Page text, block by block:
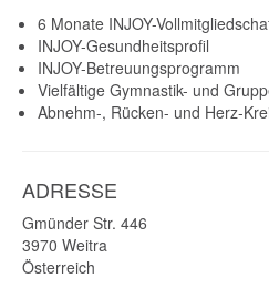
6 Monate INJOY-
INJOY-Gesundheitsprofil
INJOY-Betreuungsprogramm
Vielfältige Gymnastik- und
Abnehm-, Rücken- und Herz-
ADRESSE
Gmünder Str. 446
3970 Weitra
Österreich